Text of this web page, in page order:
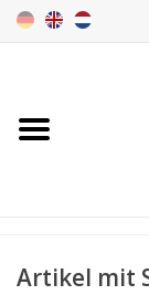
Startseite
Frühjahrsblüher
Artikel mit